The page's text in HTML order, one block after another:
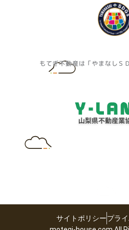
もてぎ不動産は「やまなしＳ
サイトポリシープラ